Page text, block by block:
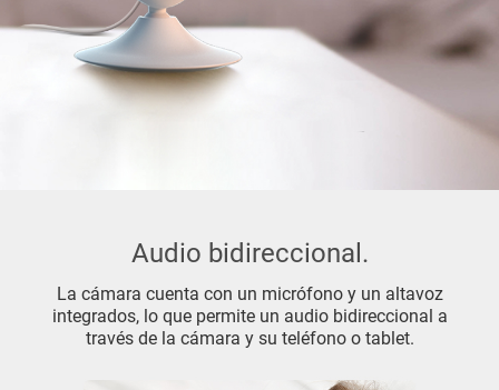
Audio bidireccional.
La cámara cuenta con un micrófono y un altavoz
integrados, lo que permite un audio bidireccional a
través de la cámara y su teléfono o tablet.